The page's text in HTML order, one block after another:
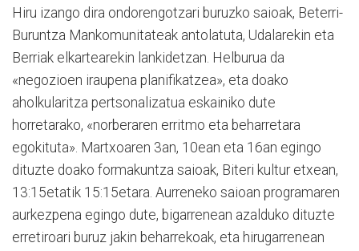
Hiru izango dira ondorengotzari buruzko saioak, Beterri-
Buruntza Mankomunitateak antolatuta, Udalarekin eta
Berriak elkartearekin lankidetzan. Helburua da
«negozioen iraupena planifikatzea», eta doako
aholkularitza pertsonalizatua eskainiko dute
horretarako, «norberaren erritmo eta beharretara
egokituta». Martxoaren 3an, 10ean eta 16an egingo
dituzte doako formakuntza saioak, Biteri kultur etxean,
13:15etatik 15:15etara. Aurreneko saioan programaren
aurkezpena egingo dute, bigarrenean azalduko dituzte
erretiroari buruz jakin beharrekoak, eta hirugarrenean